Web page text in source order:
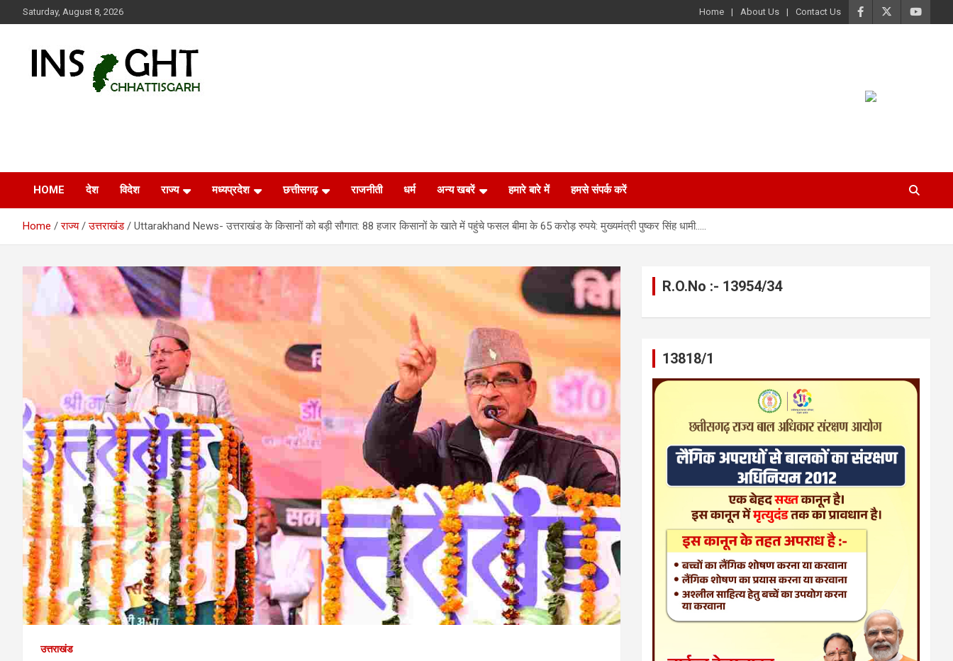
to
Saturday, August 8, 2026 Home About Us Contact Us
HOME देश विदेश राज्य मध्यप्रदेश छत्तीसगढ़ राजनीती धर्म अन्य खबरें हमारे बारे में हमसे संपर्क करें
Home राज्य उत्तराखंड Uttarakhand News- उत्तराखंड के किसानों को बड़ी सौगात: 88 हजार किसानों के खाते में पहुंचे फसल बीमा के 65 करोड़ रुपये: मुख्यमंत्री पुष्कर सिंह धामी…..
उत्तराखंड
R.O.No :- 13954/34
13818/1